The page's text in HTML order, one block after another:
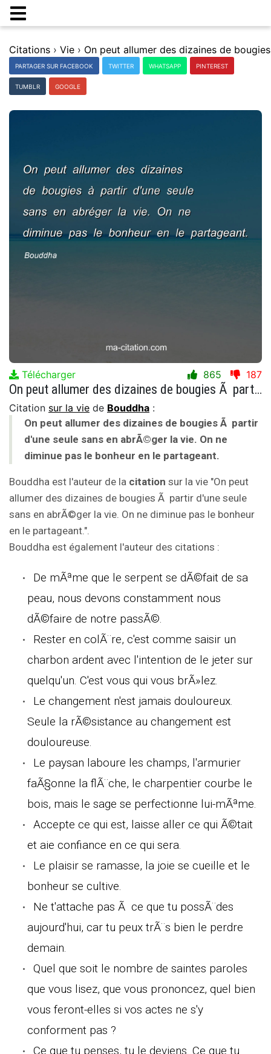
Citations › Vie ›
PARTAGER SUR FACEBOOK TWITTER WHATSAPP PINTEREST
TUMBLR GOOGLE
Télécharger 865 187
On peut allumer des dizaines de bougies Ã partir d'une seule sans en abrÃ©ger la vie. On ne diminue pas le bonheur en le partageant.
Citation sur la vie de Bouddha :
On peut allumer des dizaines de bougies Ã partir
d'une seule sans en abrÃ©ger la vie. On ne
diminue pas le bonheur en le partageant.
Bouddha est l'auteur de la citation sur la vie "On peut
allumer des dizaines de bougies Ã partir d'une seule
sans en abrÃ©ger la vie. On ne diminue pas le bonheur
en le partageant.".
Bouddha est également l'auteur des citations :
De mÃªme que le serpent se dÃ©fait de sa
peau, nous devons constamment nous
dÃ©faire de notre passÃ©.
Rester en colÃ¨re, c'est comme saisir un
charbon ardent avec l'intention de le jeter sur
quelqu'un. C'est vous qui vous brÃ»lez.
Le changement n'est jamais douloureux.
Seule la rÃ©sistance au changement est
douloureuse.
Le paysan laboure les champs, l'armurier
faÃ§onne la flÃ¨che, le charpentier courbe le
bois, mais le sage se perfectionne lui-mÃªme.
Accepte ce qui est, laisse aller ce qui Ã©tait
et aie confiance en ce qui sera.
Le plaisir se ramasse, la joie se cueille et le
bonheur se cultive.
Ne t'attache pas Ã ce que tu possÃ¨des
aujourd'hui, car tu peux trÃ¨s bien le perdre
demain.
Quel que soit le nombre de saintes paroles
que vous lisez, que vous prononcez, quel bien
vous feront-elles si vos actes ne s'y
conforment pas ?
Ce que tu penses, tu le deviens. Ce que tu